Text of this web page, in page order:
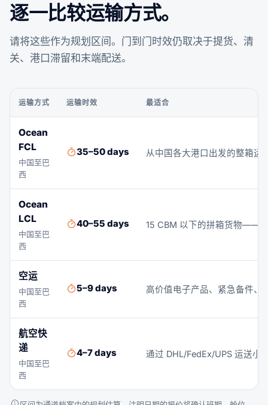
逐一比较运输方式。
请将这些作为规划区间。门到门时效仍取决于提货、清
关、港口滞留和末端配送。
运输方式 运输时效 最适合
Ocean
FCL
中国至巴
西
35–50 days 从中国各大港口出发的整箱
Ocean
LCL
中国至巴
西
40–55 days 15 CBM 以下的拼箱货物——
空运
中国至巴
西
5–9 days 高价值电子产品、紧急备件、
航空快
递
中国至巴
西
4–7 days 通过 DHL/FedEx/UPS 运送